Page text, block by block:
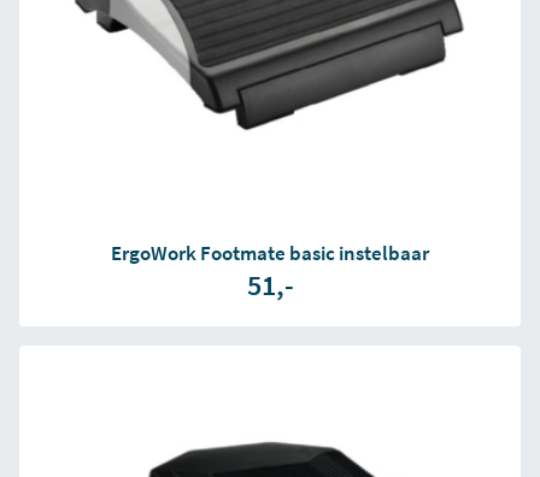
ErgoWork Footmate basic instelbaar
51,-